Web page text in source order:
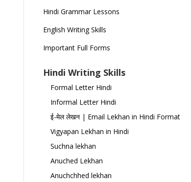
Hindi Grammar Lessons
English Writing Skills
Important Full Forms
Hindi Writing Skills
Formal Letter Hindi
Informal Letter Hindi
ई-मेल लेखन | Email Lekhan in Hindi Format
Vigyapan Lekhan in Hindi
Suchna lekhan
Anuched Lekhan
Anuchchhed lekhan